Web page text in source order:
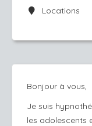
Locations
Bonjour à vous,
Je suis
les adolescents